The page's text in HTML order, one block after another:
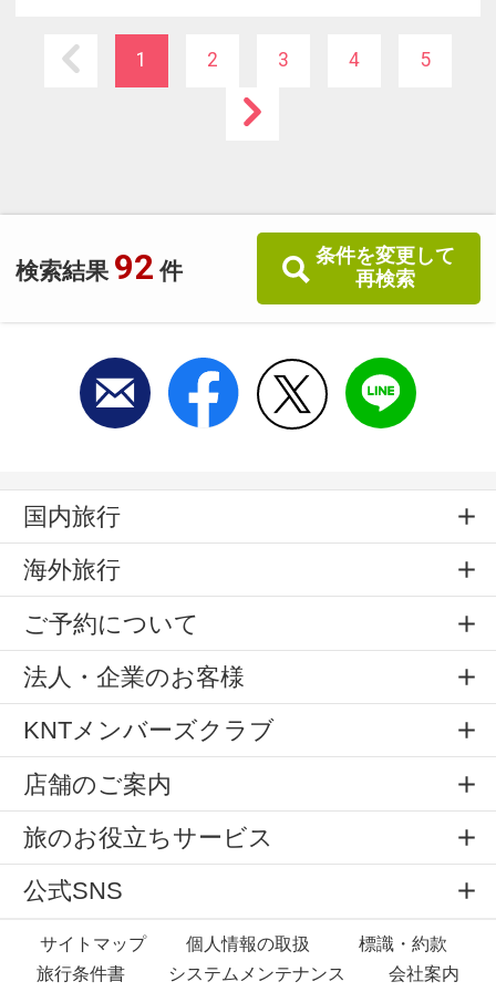
検索結果 92 件
条件を変更して
再検索
1 2 3 4 5
国内旅行
海外旅行
ご予約について
法人・企業のお客様
KNTメンバーズクラブ
店舗のご案内
旅のお役立ちサービス
公式SNS
サイトマップ 個人情報の取扱
標識・約款
旅行条件書
システムメンテナンス 会社案内